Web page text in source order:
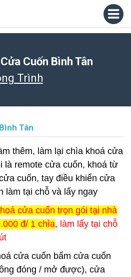
Cuốn Bình Tân
Trình
Tân
thêm, làm lại chìa khoá cửa
là remote cửa cuốn, khoá từ
cuốn, tay điều khiển cửa
làm tại chỗ và lấy ngay
cửa cuốn trọn gói tại nhà
đ/ 1 chìa, làm lấy tại chỗ
cửa cuốn bấm cửa cuốn
đóng / mở được), cửa